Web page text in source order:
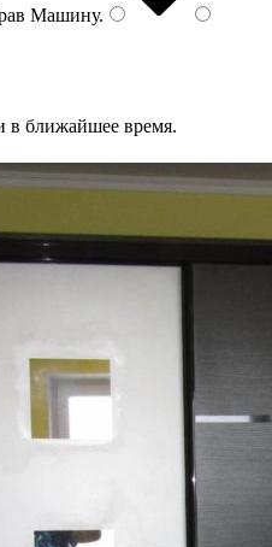
Машину.
в ближайшее время.